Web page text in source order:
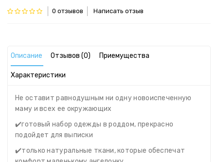
0 отзывов Написать отзыв
Описание Отзывов (0) Приемущества
Характеристики
Не оставит равнодушным ни одну новоиспеченную
маму и всех ее окружающих
✔️готовый набор одежды в роддом, прекрасно
подойдет для выписки
✔️только натуральные ткани, которые обеспечат